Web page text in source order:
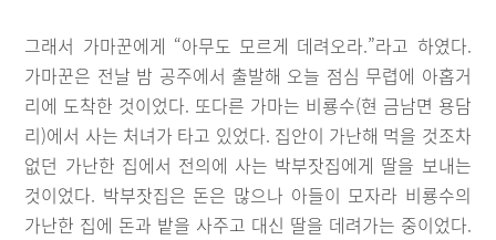
그래서 가마꾼에게 “아무도 모르게 데려오라.”라고 하였다.
가마꾼은 전날 밤 공주에서 출발해 오늘 점심 무렵에 아홉거
리에 도착한 것이었다. 또다른 가마는 비룡수(현 금남면 용담
리)에서 사는 처녀가 타고 있었다. 집안이 가난해 먹을 것조차
없던 가난한 집에서 전의에 사는 박부잣집에게 딸을 보내는
것이었다. 박부잣집은 돈은 많으나 아들이 모자라 비룡수의
가난한 집에 돈과 밭을 사주고 대신 딸을 데려가는 중이었다.